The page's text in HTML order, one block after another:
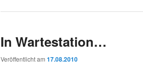
In Wartestation…
Veröffentlicht am 17.08.2010